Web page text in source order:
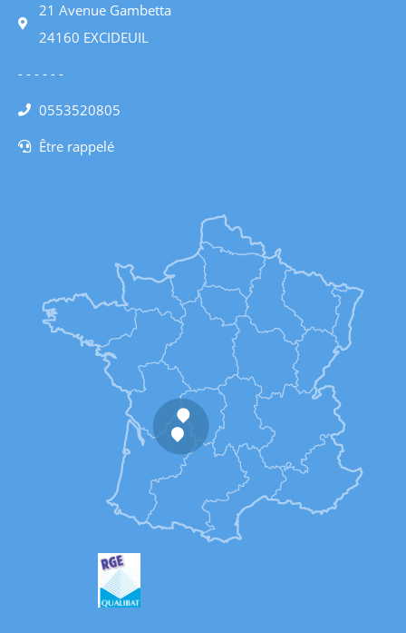
21 Avenue Gambetta
24160 EXCIDEUIL
- - - - - -
0553520805
Être rappelé